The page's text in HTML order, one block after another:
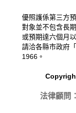
優照護係第三方
對象並不包含長
或預期達六個月
請洽各縣市政府
1966。
法律顧問